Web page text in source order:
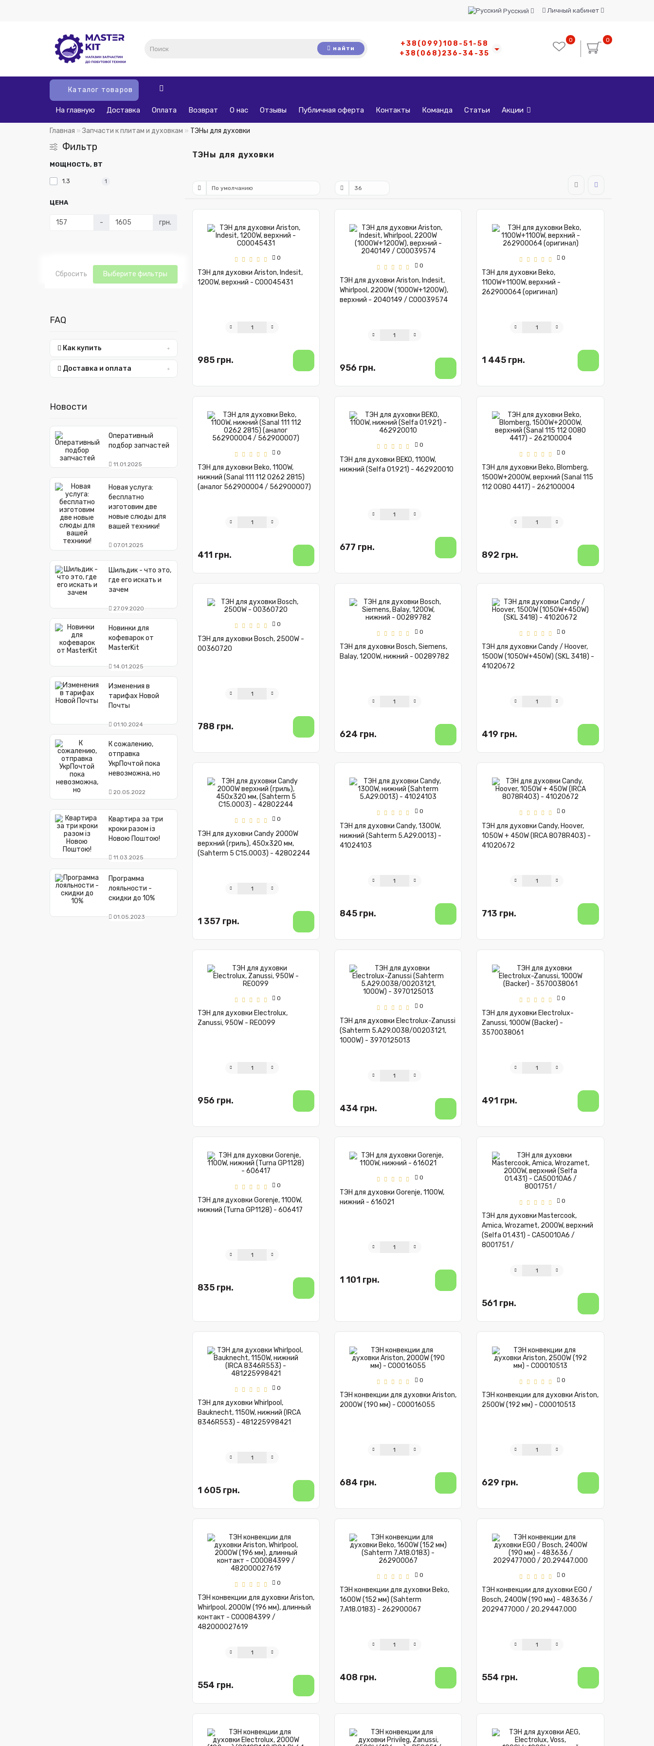
Личный кабинет
Русский
найти
+38(099)108-51-58
+38(068)236-34-35
0
0
Каталог товаров
На главную Доставка Оплата Возврат О нас Отзывы Публичная оферта Контакты Команда Статьи Акции
Главная Запчасти к плитам и духовкам ТЭНы для духовки
Фильтр
МОЩНОСТЬ, ВТ
1.3 1
ЦЕНА
- грн.
Сбросить Выберите фильтры
FAQ
Как купить
Доставка и оплата
Новости
Оперативный
подбор запчастей
11.01.2025
Новая услуга:
бесплатно
изготовим две
новые слюды для
вашей техники!
07.01.2025
Шильдик - что это,
где его искать и
зачем
27.09.2020
Новинки для
кофеварок от
MasterKit
14.01.2025
Изменения в
тарифах Новой
Почты
01.10.2024
К сожалению,
отправка
УкрПочтой пока
невозможна, но
20.05.2022
Квартира за три
кроки разом із
Новою Поштою!
11.03.2025
Программа
лояльности -
скидки до 10%
01.05.2023
ТЭНы для духовки
0
ТЭН для духовки Ariston, Indesit,
1200W, верхний - C00045431
985 грн.
0
ТЭН для духовки Ariston, Indesit,
Whirlpool, 2200W (1000W+1200W),
верхний - 2040149 / C00039574
956 грн.
0
ТЭН для духовки Beko,
1100W+1100W, верхний -
262900064 (оригинал)
1 445 грн.
0
ТЭН для духовки Beko, 1100W,
нижний (Sanal 111 112 0262 2815)
(аналог 562900004 / 562900007)
411 грн.
0
ТЭН для духовки BEKO, 1100W,
нижний (Selfa 01.921) - 462920010
677 грн.
0
ТЭН для духовки Beko, Blomberg,
1500W+2000W, верхний (Sanal 115
112 0080 4417) - 262100004
892 грн.
0
ТЭН для духовки Bosch, 2500W -
00360720
788 грн.
0
ТЭН для духовки Bosch, Siemens,
Balay, 1200W, нижний - 00289782
624 грн.
0
ТЭН для духовки Candy / Hoover,
1500W (1050W+450W) (SKL 3418) -
41020672
419 грн.
0
ТЭН для духовки Candy 2000W
верхний (гриль), 450x320 мм,
(Sahterm 5 C15.0003) - 42802244
1 357 грн.
0
ТЭН для духовки Candy, 1300W,
нижний (Sahterm 5.A29.0013) -
41024103
845 грн.
0
ТЭН для духовки Candy, Hoover,
1050W + 450W (IRCA 8078R403) -
41020672
713 грн.
0
ТЭН для духовки Electrolux,
Zanussi, 950W - RE0099
956 грн.
0
ТЭН для духовки Electrolux-Zanussi
(Sahterm 5.A29.0038/00203121,
1000W) - 3970125013
434 грн.
0
ТЭН для духовки Electrolux-
Zanussi, 1000W (Backer) -
3570038061
491 грн.
0
ТЭН для духовки Gorenje, 1100W,
нижний (Turna GP1128) - 606417
835 грн.
0
ТЭН для духовки Gorenje, 1100W,
нижний - 616021
1 101 грн.
0
ТЭН для духовки Mastercook,
Amica, Wrozamet, 2000W, верхний
(Selfa 01.431) - CA50010A6 /
8001751 /
561 грн.
0
ТЭН для духовки Whirlpool,
Bauknecht, 1150W, нижний (IRCA
8346R553) - 481225998421
1 605 грн.
0
ТЭН конвекции для духовки Ariston,
2000W (190 мм) - C00016055
684 грн.
0
ТЭН конвекции для духовки Ariston,
2500W (192 мм) - C00010513
629 грн.
0
ТЭН конвекции для духовки Ariston,
Whirlpool, 2000W (196 мм), длинный
контакт - C00084399 /
482000027619
554 грн.
0
ТЭН конвекции для духовки Beko,
1600W (152 мм) (Sahterm
7.A18.0183) - 262900067
408 грн.
0
ТЭН конвекции для духовки EGO /
Bosch, 2400W (190 мм) - 483636 /
2029477000 / 20.29447.000
554 грн.